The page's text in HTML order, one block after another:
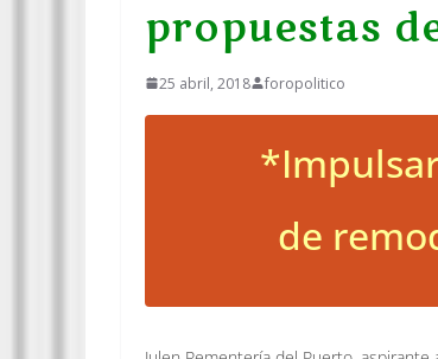
propuestas
25 abril, 2018 foropolitico
de